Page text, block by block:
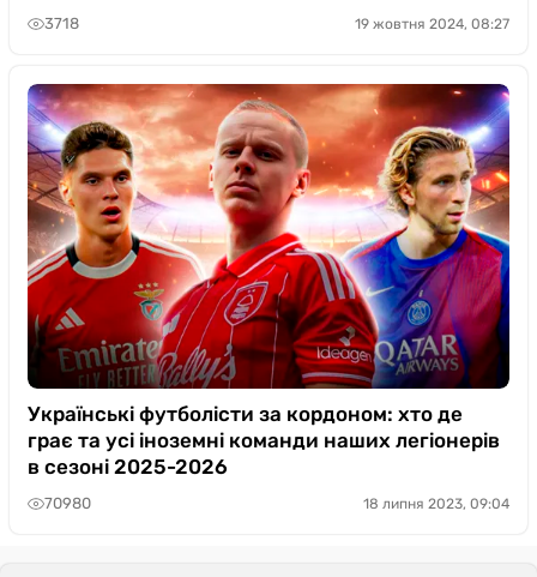
3718 19 жовтня 2024, 08:27
Українські футболісти за кордоном: хто де
грає та усі іноземні команди наших легіонерів
в сезоні 2025-2026
70980 18 липня 2023, 09:04